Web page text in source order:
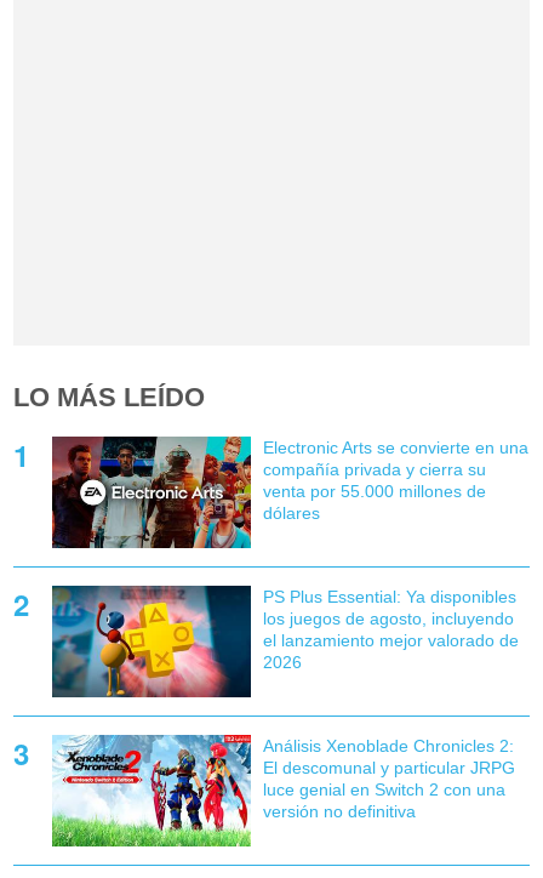
LO MÁS LEÍDO
Electronic Arts se convierte en una
compañía privada y cierra su
venta por 55.000 millones de
dólares
PS Plus Essential: Ya disponibles
los juegos de agosto, incluyendo
el lanzamiento mejor valorado de
2026
Análisis Xenoblade Chronicles 2:
El descomunal y particular JRPG
luce genial en Switch 2 con una
versión no definitiva